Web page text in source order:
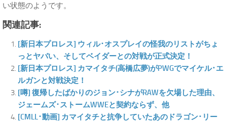
い状態のようです。
関連記事:
[新日本プロレス] ウィル･オスプレイの怪我のリストがちょ
っとヤバい、そしてベイダーとの対戦が正式決定！
[新日本プロレス] カマイタチ(高橋広夢)がPWGでマイケル･エ
ルガンと対戦決定！
[噂] 復帰したばかりのジョン･シナがRAWを欠場した理由、
ジェームズ･ストームWWEと契約ならず、他
[CMLL･動画] カマイタチと抗争していたあのドラゴン･リー